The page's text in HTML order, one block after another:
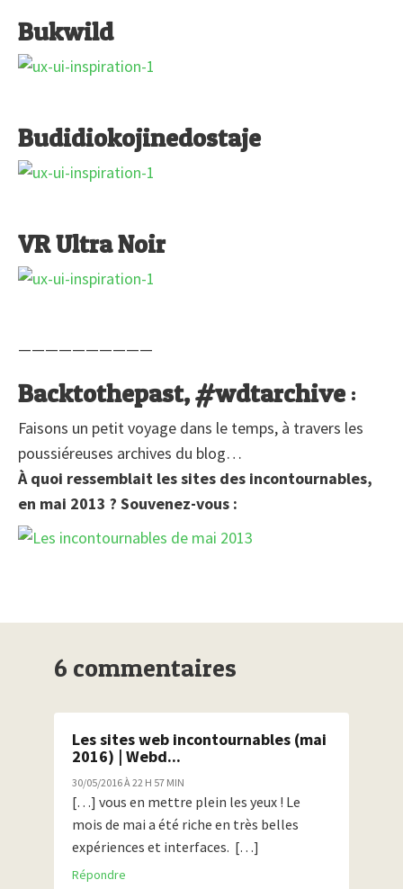
Bukwild
Budidiokojinedostaje
VR Ultra Noir
——————————
Backtothepast, #wdtarchive:
Faisons un petit voyage dans le temps, à travers les
poussiéreuses archives du blog…
À quoi ressemblait les sites des incontournables,
en mai 2013 ? Souvenez-vous :
6 commentaires
Les sites web incontournables (mai
2016) | Webd...
30/05/2016 À 22 H 57 MIN
[…] vous en mettre plein les yeux ! Le
mois de mai a été riche en très belles
expériences et interfaces. […]
Répondre